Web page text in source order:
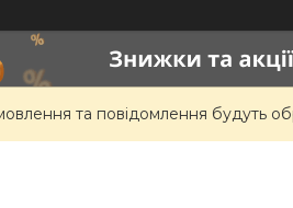
та повідомлення будуть